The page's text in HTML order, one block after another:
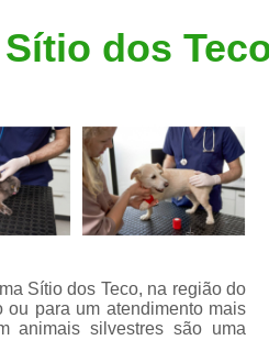
Clínica Veterinária Santo André
Consulta de
Consulta Médica
Médica Veterinária para
Consulta para
para Animais Silvestres São
para Silvestres
dos
Sítio dos Teco, na região do
para um atendimento mais
animais silvestres são uma